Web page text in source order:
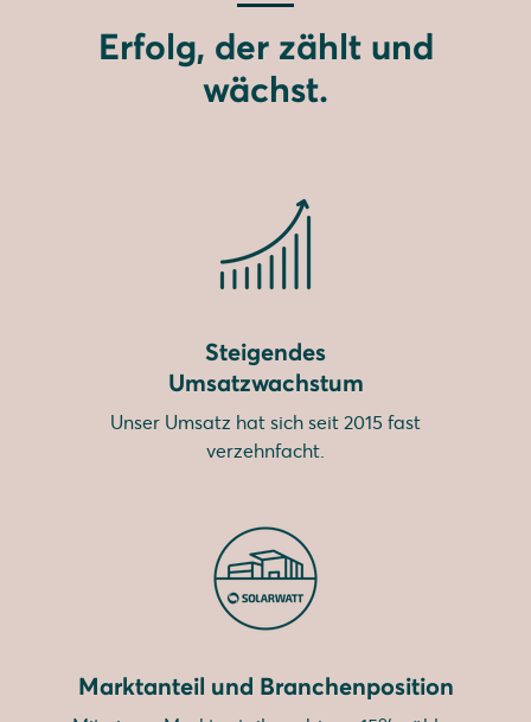
Erfolg, der zählt und
wächst.
Steigendes
Umsatzwachstum
Unser Umsatz hat sich seit 2015 fast
verzehnfacht.
Marktanteil und Branchenposition